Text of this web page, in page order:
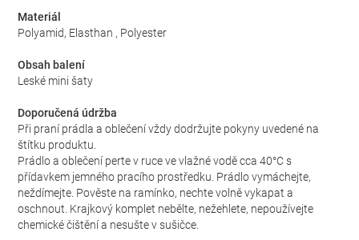
Materiál
Polyamid, Elasthan , Polyester
Obsah balení
Leské mini šaty
Doporučená údržba
Při praní prádla a oblečení vždy dodržujte pokyny uvedené na
štítku produktu.
Prádlo a oblečení perte v ruce ve vlažné vodě cca 40°C s
přídavkem jemného pracího prostředku. Prádlo vymáchejte,
neždímejte. Pověste na ramínko, nechte volně vykapat a
oschnout. Krajkový komplet nebělte, nežehlete, nepoužívejte
chemické čištění a nesušte v sušičce.